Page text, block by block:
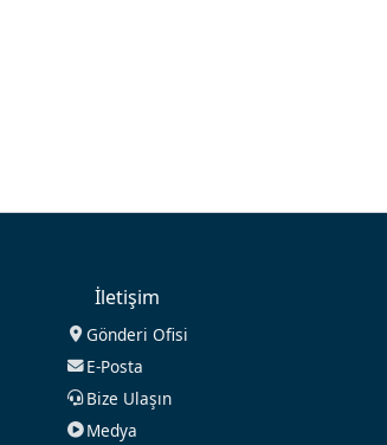
İletişim
Gönderi Ofisi
E-Posta
Bize Ulaşın
Medya